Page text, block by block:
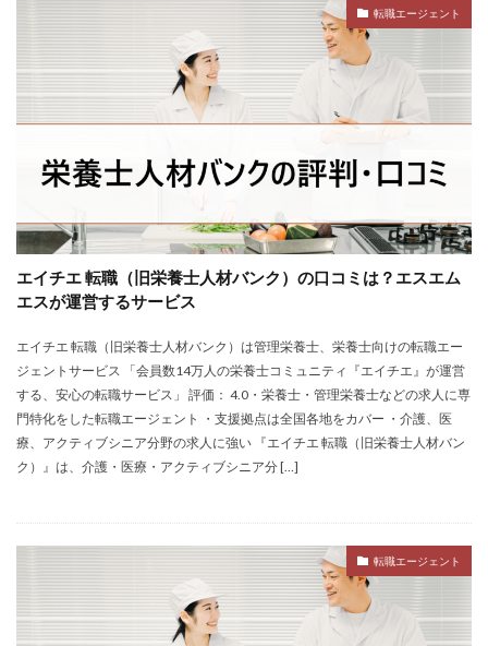
転職エージェント
エイチエ 転職（旧栄養士人材バンク）の口コミは？エスエム
エスが運営するサービス
エイチエ 転職（旧栄養士人材バンク）は管理栄養士、栄養士向けの転職エー
ジェントサービス 「会員数14万人の栄養士コミュニティ『エイチエ』が運営
する、安心の転職サービス」 評価： 4.0・栄養士・管理栄養士などの求人に専
門特化をした転職エージェント ・支援拠点は全国各地をカバー ・介護、医
療、アクティブシニア分野の求人に強い 『エイチエ 転職（旧栄養士人材バン
ク）』は、介護・医療・アクティブシニア分 […]
転職エージェント